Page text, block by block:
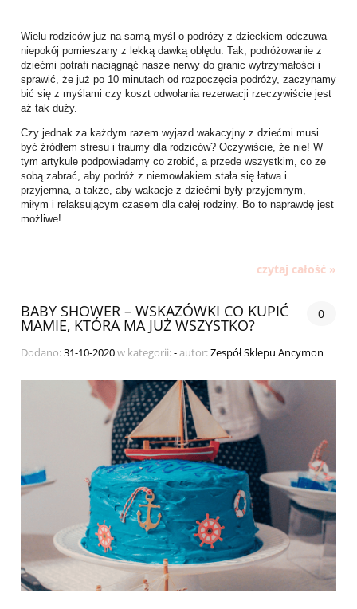
Wielu rodziców już na samą myśl o podróży z dzieckiem odczuwa
niepokój pomieszany z lekką dawką obłędu. Tak, podróżowanie z
dziećmi potrafi naciągnąć nasze nerwy do granic wytrzymałości i
sprawić, że już po 10 minutach od rozpoczęcia podróży, zaczynamy
bić się z myślami czy koszt odwołania rezerwacji rzeczywiście jest
aż tak duży.
Czy jednak za każdym razem wyjazd wakacyjny z dziećmi musi
być źródłem stresu i traumy dla rodziców? Oczywiście, że nie! W
tym artykule podpowiadamy co zrobić, a przede wszystkim, co ze
sobą zabrać, aby podróż z niemowlakiem stała się łatwa i
przyjemna, a także, aby wakacje z dziećmi były przyjemnym,
miłym i relaksującym czasem dla całej rodziny. Bo to naprawdę jest
możliwe!
czytaj całość »
BABY SHOWER – WSKAZÓWKI CO KUPIĆ
MAMIE, KTÓRA MA JUŻ WSZYSTKO?
0
Dodano:31-10-2020w kategorii:-autor:Zespół Sklepu Ancymon